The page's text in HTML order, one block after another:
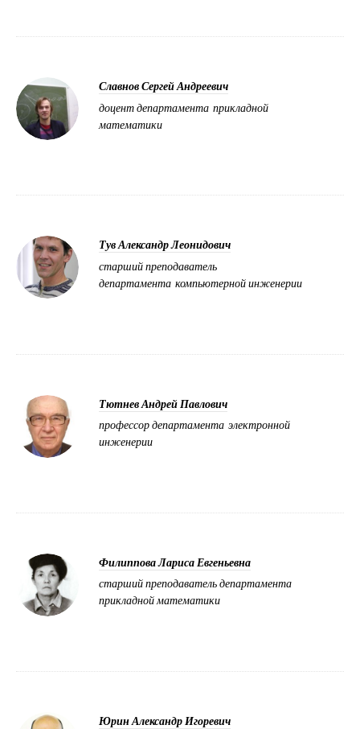
Славнов Сергей Андреевич
доцент департамента прикладной
математики
Тув Александр Леонидович
старший преподаватель
департамента компьютерной инженерии
Тютнев Андрей Павлович
профессор департамента электронной
инженерии
Филиппова Лариса Евгеньевна
старший преподаватель департамента
прикладной математики
Юрин Александр Игоревич